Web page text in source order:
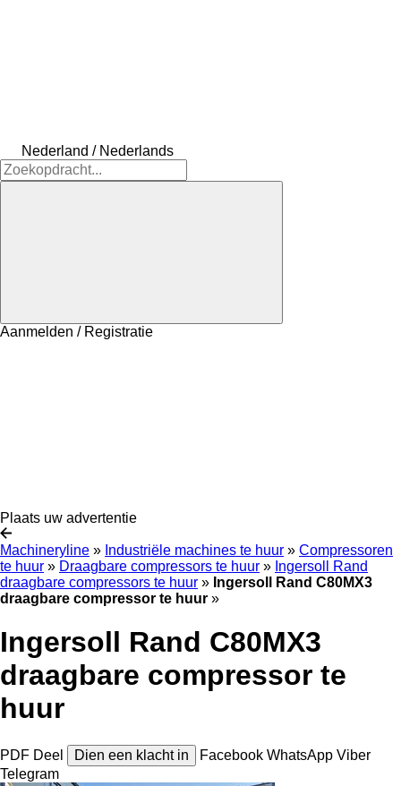
Nederland / Nederlands
Aanmelden / Registratie
Plaats uw advertentie
Machineryline » Industriële machines te huur » Compressoren
te huur » Draagbare compressors te huur » Ingersoll Rand
draagbare compressors te huur » Ingersoll Rand C80MX3
draagbare compressor te huur »
Ingersoll Rand C80MX3
draagbare compressor te
huur
PDF Deel Dien een klacht in Facebook WhatsApp Viber
Telegram